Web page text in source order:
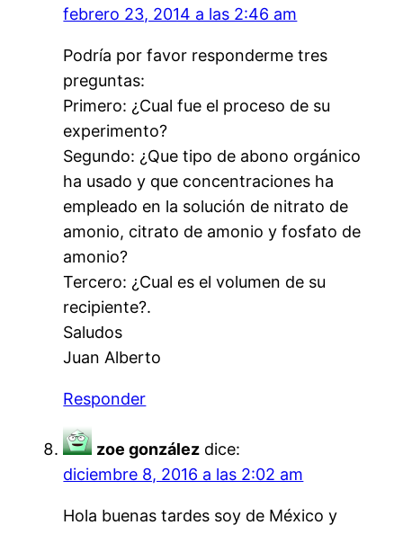
febrero 23, 2014 a las 2:46 am
Podría por favor responderme tres
preguntas:
Primero: ¿Cual fue el proceso de su
experimento?
Segundo: ¿Que tipo de abono orgánico
ha usado y que concentraciones ha
empleado en la solución de nitrato de
amonio, citrato de amonio y fosfato de
amonio?
Tercero: ¿Cual es el volumen de su
recipiente?.
Saludos
Juan Alberto
Responder
zoe gonzález dice:
diciembre 8, 2016 a las 2:02 am
Hola buenas tardes soy de México y